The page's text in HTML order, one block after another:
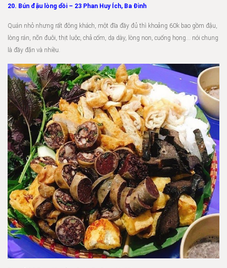
20. Bún đậu lòng dồi – 23 Phan Huy Ích, Ba Đình
Quán nhỏ nhưng rất đông khách, một đĩa đầy đủ thì khoảng 60k bao gồm đậu,
lòng rán, nõn đuôi, thịt luộc, chả cốm, dạ dày, lòng non, cuống họng… nói chung
là đầy đặn và nhiều.